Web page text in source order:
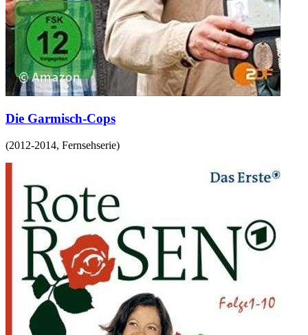
Die Garmisch-Cops
(2012-2014, Fernsehserie)